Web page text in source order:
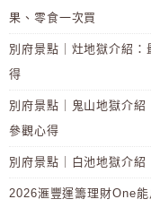
果、零食一次買
別府景點｜灶地獄介紹
得
別府景點｜鬼山地獄介
參觀心得
別府景點｜白池地獄介
2026滙豐運籌理財One